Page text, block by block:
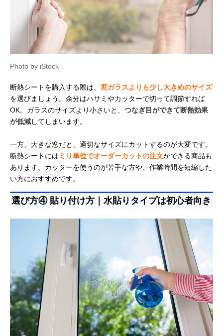
Photo by iStock
断熱シートを購入する際は、 窓ガラスよりも少し大きめのサイズ
を選びましょう。余分はハサミやカッターで切って調節すれば
OK。ガラスのサイズより小さいと、 つなぎ目ができて断熱効果
が低減してしまいます。
一方、大きな窓だと、適切なサイズにカットするのが大変です。
断熱シートには ミリ単位でオーダーカットの注文ができる商品も
あります。カッターを使うのが苦手な方や、作業時間を短縮した
い方におすすめです。
選び方④ 貼り付け方｜水貼りタイプは初心者向き